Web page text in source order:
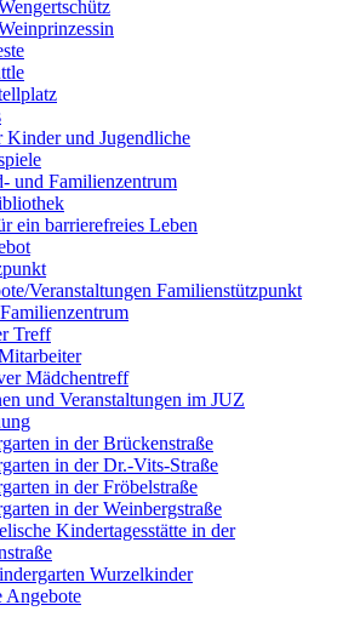
Kinder und Jugendliche
und Familienzentrum
ein barrierefreies Leben
Veranstaltungen Familienstützpunkt
Treff
Mädchentreff
und Veranstaltungen im JUZ
in der Brückenstraße
in der Dr.-Vits-Straße
in der Fröbelstraße
in der Weinbergstraße
Kindertagesstätte in der
Wurzelkinder
Angebote